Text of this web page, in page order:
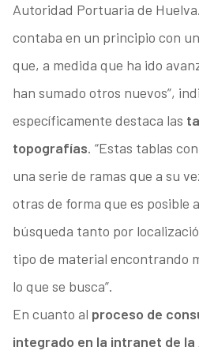
Autoridad Portuaria de
contaba en un principio con
que, a medida que ha ido
han sumado otros nuevos”,
específicamente destaca las
topografías. “Estas tablas
una serie de ramas que a su
otras de forma que es posible
búsqueda tanto por
tipo de material encontrando
lo que se busca”.
En cuanto al proceso de
integrado en la intranet de